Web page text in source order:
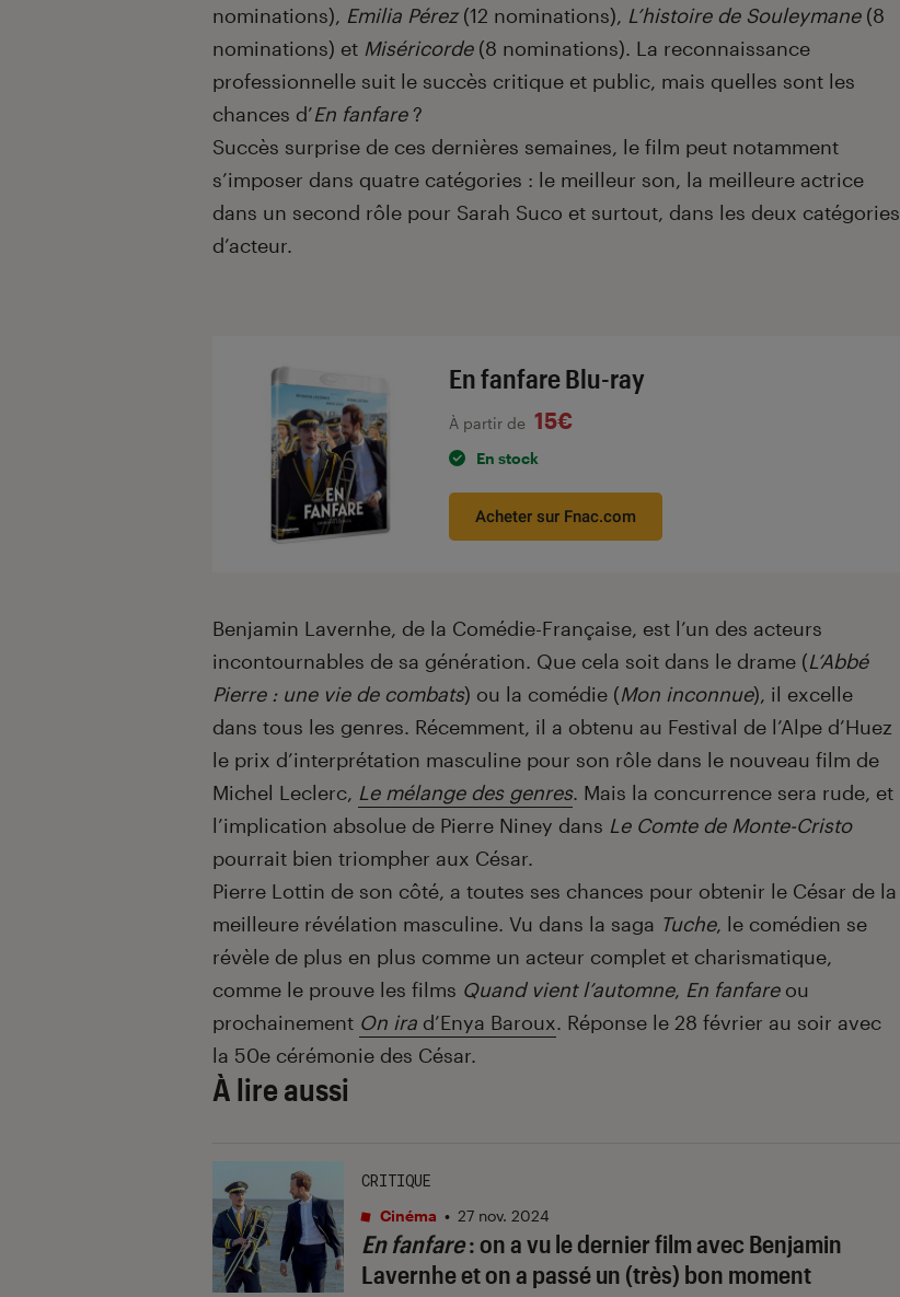
nominations), Emilia Pérez(12 nominations), L’histoire de Souleymane(8
nominations) et Miséricorde(8 nominations). La reconnaissance
professionnelle suit le succès critique et public, mais quelles sont les
chances d’En fanfare?
Succès surprise de ces dernières semaines, le film peut notamment
s’imposer dans quatre catégories : le meilleur son, la meilleure actrice
dans un second rôle pour Sarah Suco et surtout, dans les deux catégories
d’acteur.
En fanfare Blu-ray
À partir de 15€
En stock
Acheter sur Fnac.com
Benjamin Lavernhe, de la Comédie-Française, est l’un des acteurs
incontournables de sa génération. Que cela soit dans le drame (L’Abbé
Pierre : une vie de combats) ou la comédie (Mon inconnue), il excelle
dans tous les genres. Récemment, il a obtenu au Festival de l’Alpe d’Huez
le prix d’interprétation masculine pour son rôle dans le nouveau film de
Michel Leclerc, Le mélange des genres. Mais la concurrence sera rude, et
l’implication absolue de Pierre Niney dans Le Comte de Monte-Cristo
pourrait bien triompher aux César.
Pierre Lottin de son côté, a toutes ses chances pour obtenir le César de la
meilleure révélation masculine. Vu dans la saga Tuche, le comédien se
révèle de plus en plus comme un acteur complet et charismatique,
comme le prouve les films Quand vient l’automne, En fanfareou
prochainement On ira d’Enya Baroux. Réponse le 28 février au soir avec
la 50e cérémonie des César.
À lire aussi
En fanfare: on a vu le dernier film avec Benjamin
Lavernhe et on a passé un (très) bon moment
CRITIQUE
Cinéma • 27 nov. 2024